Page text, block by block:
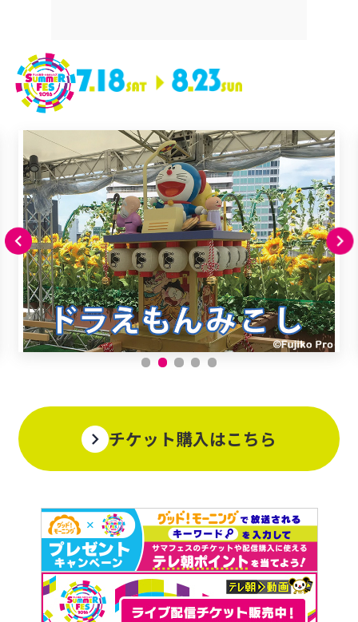
チケット購入はこちら